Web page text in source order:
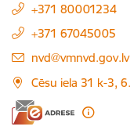
+371 80001234
+371 67045005
E-pasts:
nvd@vmnvd.gov.lv
Cēsu iela 31 k-3, 6.